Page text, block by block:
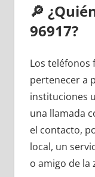
🔎
96917?
Los teléfonos
pertenecer а
instituciones
una llamada
el contacto,
local, un
ο amigo dе la